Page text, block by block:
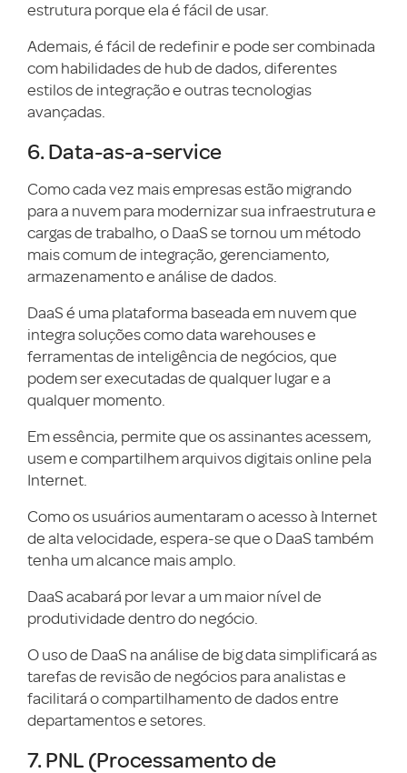
estrutura porque ela é fácil de usar.
Ademais, é fácil de redefinir e pode ser combinada
com habilidades de hub de dados, diferentes
estilos de integração e outras tecnologias
avançadas.
6. Data-as-a-service
Como cada vez mais empresas estão migrando
para a nuvem para modernizar sua infraestrutura e
cargas de trabalho, o DaaS se tornou um método
mais comum de integração, gerenciamento,
armazenamento e análise de dados.
DaaS é uma plataforma baseada em nuvem que
integra soluções como data warehouses e
ferramentas de inteligência de negócios, que
podem ser executadas de qualquer lugar e a
qualquer momento.
Em essência, permite que os assinantes acessem,
usem e compartilhem arquivos digitais online pela
Internet.
Como os usuários aumentaram o acesso à Internet
de alta velocidade, espera-se que o DaaS também
tenha um alcance mais amplo.
DaaS acabará por levar a um maior nível de
produtividade dentro do negócio.
O uso de DaaS na análise de big data simplificará as
tarefas de revisão de negócios para analistas e
facilitará o compartilhamento de dados entre
departamentos e setores.
7. PNL (Processamento de